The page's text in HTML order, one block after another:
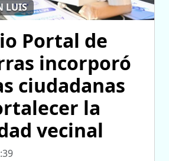
LUIS
Portal de
incorporó
ciudadanas
la
vecinal